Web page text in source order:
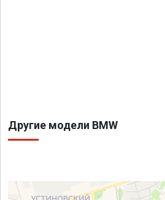
Другие модели BMW